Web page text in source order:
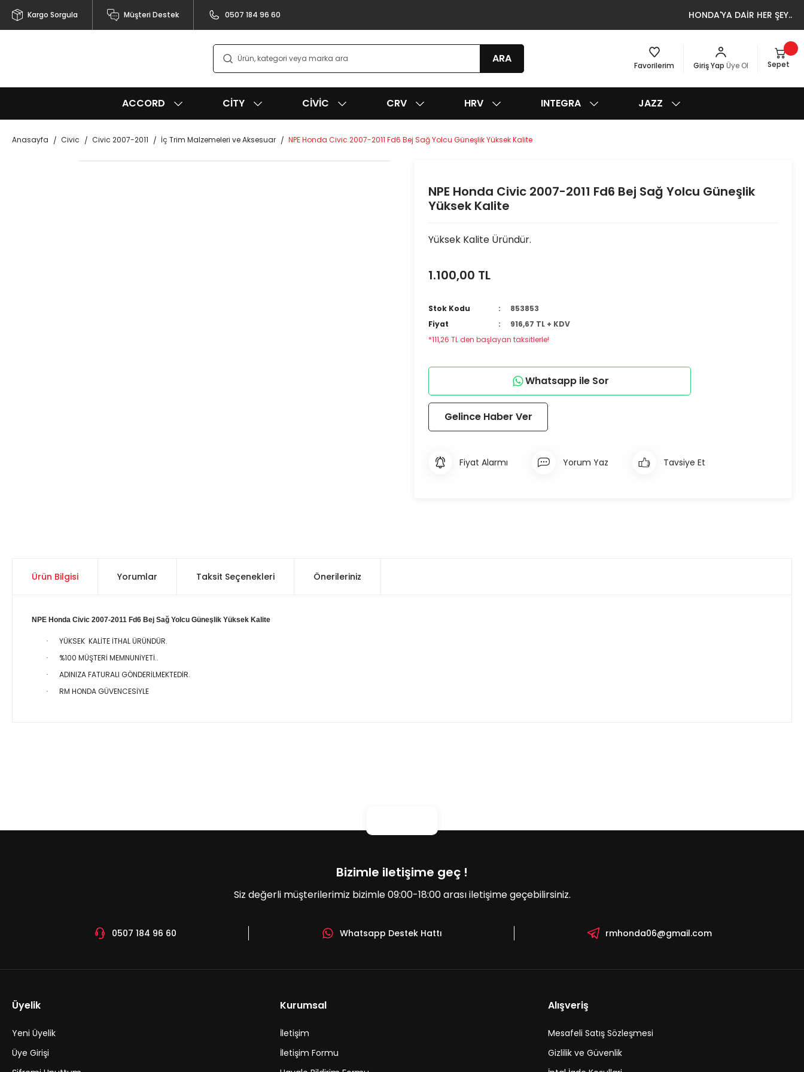
Kargo Sorgula Müşteri Destek 0507 184 96 60 HONDA'YA DAİR HER ŞEY..
ARA
Favorilerim Giriş Yap Üye Ol Sepet
ACCORD CITY CIVIC CRV HRV INTEGRA JAZZ
Anasayfa Civic Civic 2007-2011 İç Trim Malzemeleri ve Aksesuar NPE Honda Civic 2007-2011 Fd6 Bej Sağ Yolcu Güneşlik Yüksek Kalite
NPE Honda Civic 2007-2011 Fd6 Bej Sağ Yolcu Güneşlik
Yüksek Kalite
Yüksek Kalite Üründür.
1.100,00 TL
Stok Kodu
853853
Fiyat
916,67 TL + KDV
*111,26 TL den başlayan taksitlerle!
Whatsapp ile Sor
Gelince Haber Ver
Fiyat Alarmı Yorum Yaz Tavsiye Et
Ürün Bilgisi Yorumlar Taksit Seçenekleri Önerileriniz
NPE Honda Civic 2007-2011 Fd6 Bej Sağ Yolcu Güneşlik Yüksek Kalite
· YÜKSEK KALİTE İTHAL ÜRÜNDÜR.
· %100 MÜŞTERİ MEMNUNİYETİ..
· ADINIZA FATURALI GÖNDERİLMEKTEDİR.
· RM HONDA GÜVENCESİYLE
Gönder
Bizimle iletişime geç !
Siz değerli müşterilerimiz bizimle 09:00-18:00 arası iletişime geçebilirsiniz.
0507 184 96 60 Whatsapp Destek Hattı rmhonda06@gmail.com
Üyelik
Yeni Üyelik
Üye Girişi
Kurumsal
İletişim
İletişim Formu
Alışveriş
Mesafeli Satış Sözleşmesi
Gizlilik ve Güvenlik